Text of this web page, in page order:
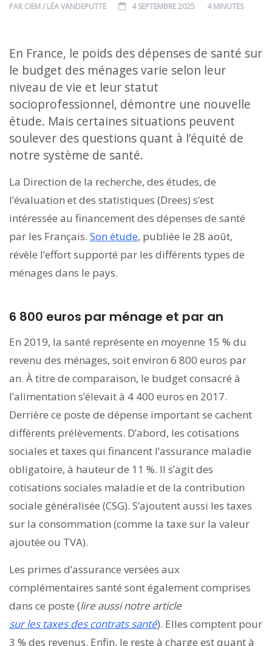
PAR CIEM / LÉA VANDEPUTTE 4 SEPTEMBRE 2025 4 MINUTES
En France, le poids des dépenses de santé sur
le budget des ménages varie selon leur
niveau de vie et leur statut
socioprofessionnel, démontre une nouvelle
étude. Mais certaines situations peuvent
soulever des questions quant à l’équité de
notre système de santé.
La Direction de la recherche, des études, de
l’évaluation et des statistiques (Drees) s’est
intéressée au financement des dépenses de santé
par les Français. Son étude, publiée le 28 août,
révèle l’effort supporté par les différents types de
ménages dans le pays.
6 800 euros par ménage et par an
En 2019, la santé représente en moyenne 15 % du
revenu des ménages, soit environ 6 800 euros par
an. À titre de comparaison, le budget consacré à
l’alimentation s’élevait à 4 400 euros en 2017.
Derrière ce poste de dépense important se cachent
différents prélèvements. D’abord, les cotisations
sociales et taxes qui financent l’assurance maladie
obligatoire, à hauteur de 11 %. Il s’agit des
cotisations sociales maladie et de la contribution
sociale généralisée (CSG). S’ajoutent aussi les taxes
sur la consommation (comme la taxe sur la valeur
ajoutée ou TVA).
Les primes d’assurance versées aux
complémentaires santé sont également comprises
dans ce poste (lire aussi notre article
sur les taxes des contrats santé). Elles comptent pour
3 % des revenus. Enfin, le reste à charge est quant à